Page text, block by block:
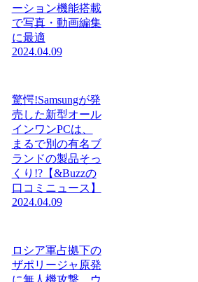
ーション機能搭載
で写真・動画編集
に最適
2024.04.09
驚愕!Samsungが発
売した新型オール
インワンPCは、
まるで別の有名ブ
ランドの製品そっ
くり!?【&Buzzの
口コミニュース】
2024.04.09
ロシア軍占拠下の
ザポリージャ原発
に無人機攻撃、ウ